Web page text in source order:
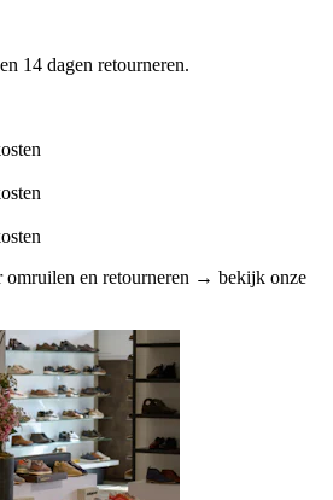
14 dagen retourneren.
omruilen en retourneren → bekijk onze